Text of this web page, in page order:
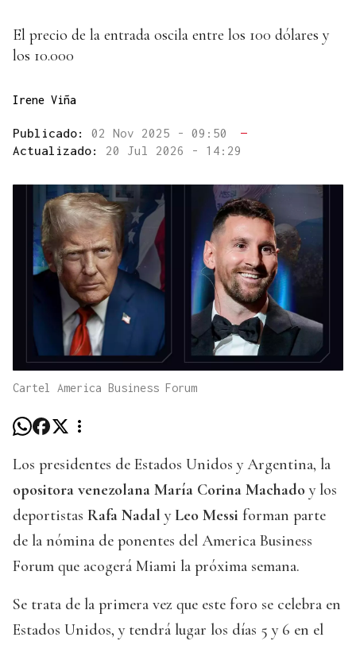
El precio de la entrada oscila entre los 100 dólares y
los 10.000
Irene Viña
Publicado: 02 Nov 2025 - 09:50
—
Actualizado: 20 Jul 2026 - 14:29
Cartel America Business Forum
Los presidentes de Estados Unidos y Argentina, la
opositora venezolana María Corina Machado y los
deportistas Rafa Nadal yLeo Messi forman parte
de la nómina de ponentes del America Business
Forum que acogerá Miami la próxima semana.
Se trata de la primera vez que este foro se celebra en
Estados Unidos, y tendrá lugar los días 5 y 6 en el